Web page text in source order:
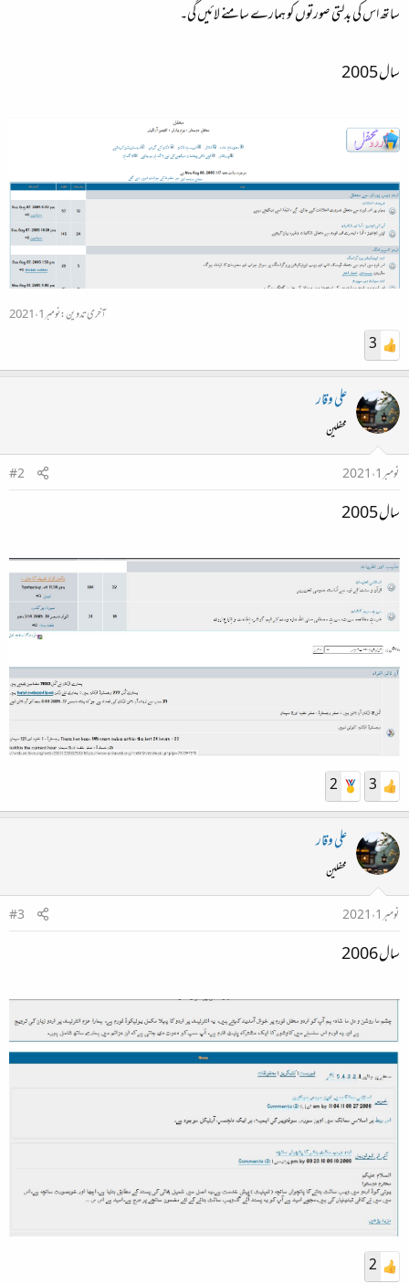
ساتھ اس کی بدلتی صورتوں کو ہمارے سامنے لائیں گی۔
سال 2005
آخری تدوین:نومبر 1، 2021
3
علی وقار
محفلین
نومبر 1، 2021
#2
سال 2005
3
2
علی وقار
محفلین
نومبر 1، 2021
#3
سال 2006
2